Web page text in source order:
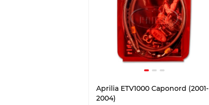
Aprilia ETV1000 Caponord (2001-
2004)